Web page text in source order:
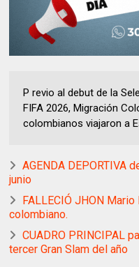
P revio al debut de la
FIFA 2026, Migración
colombianos viajaron a
AGENDA DEPORTIVA
junio
FALLECIÓ JHON
colombiano.
CUADRO PRINCIPAL
tercer Gran Slam del año